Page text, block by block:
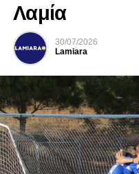
Λαμία
30/07/2026
Lamiara